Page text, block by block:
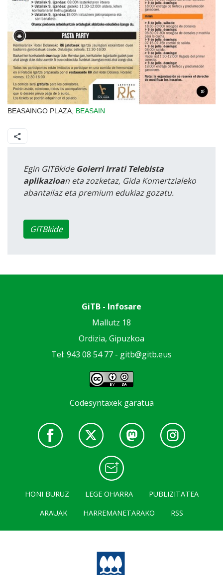
BEASAINGO PLAZA, BEASAIN
Egin GITBkide Goierri Irrati Telebista
aplikazioan eta zozketaz, Gida Komertzialeko
abantailaz eta premium edukiaz gozatu.
GITBkide
GiTB - Infosare
Mallutz 18
Ordizia, Gipuzkoa
Tel: 943 08 54 77 - gitb@gitb.eus
Codesyntaxek garatua
HONI BURUZ LEGE OHARRA
PUBLIZITATEA
ARAUAK
HARREMANETARAKO RSS